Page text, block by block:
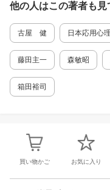
究
他の人はこの著者も
古屋 健 日本応用心
藤田主一 森敏昭
箱田裕司
買い物かご お気に入り